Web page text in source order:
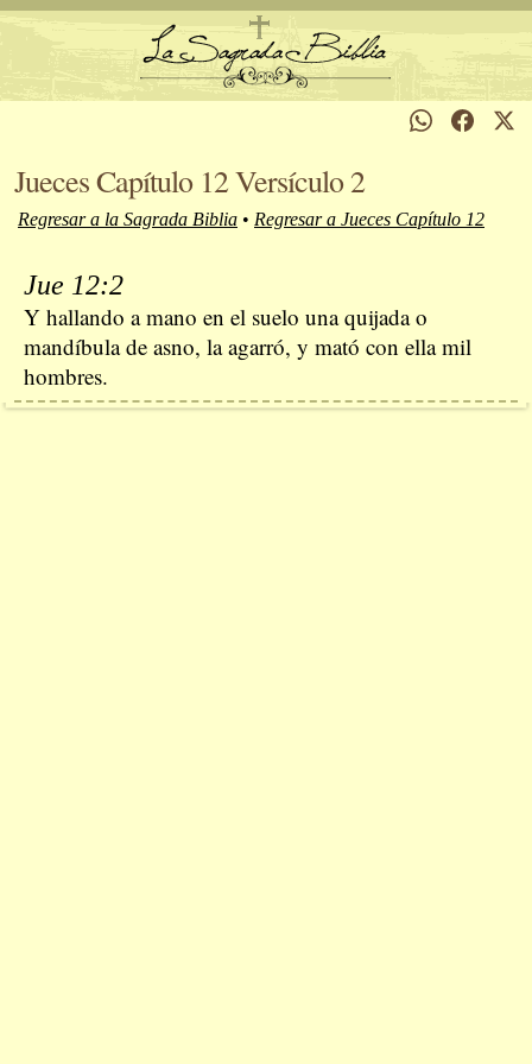
Jueces Capítulo 12 Versículo 2
Regresar a la Sagrada Biblia • Regresar a Jueces Capítulo 12
Jue 12:2
Y hallando a mano en el suelo una quijada o
mandíbula de asno, la agarró, y mató con ella mil
hombres.